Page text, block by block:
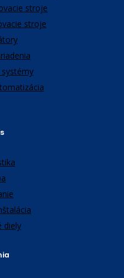
stroje
stroje
systémy
diely